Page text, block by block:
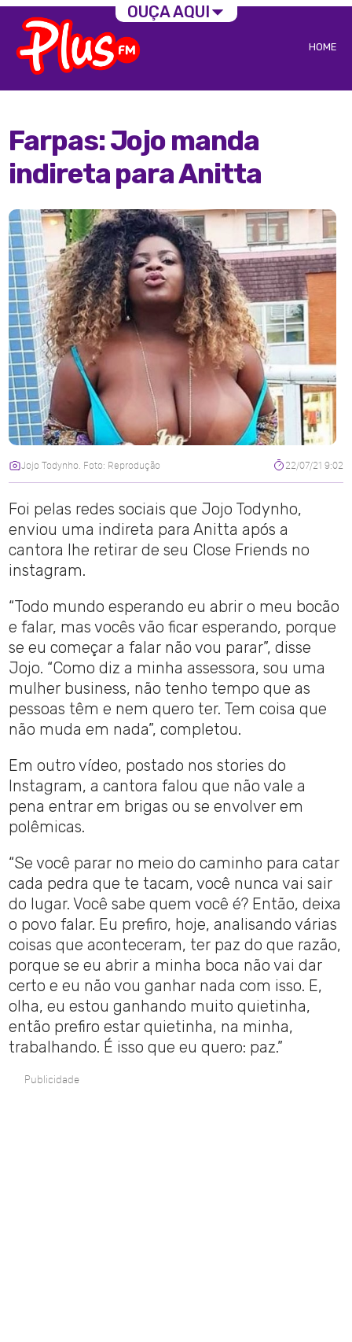
HOME
Farpas: Jojo manda
indireta para Anitta
Jojo Todynho. Foto: Reprodução 22/07/21 9:02
Foi pelas redes sociais que Jojo Todynho,
enviou uma indireta para Anitta após a
cantora lhe retirar de seu Close Friends no
instagram.
“Todo mundo esperando eu abrir o meu bocão
e falar, mas vocês vão ficar esperando, porque
se eu começar a falar não vou parar”, disse
Jojo. “Como diz a minha assessora, sou uma
mulher business, não tenho tempo que as
pessoas têm e nem quero ter. Tem coisa que
não muda em nada”, completou.
Em outro vídeo, postado nos stories do
Instagram, a cantora falou que não vale a
pena entrar em brigas ou se envolver em
polêmicas.
“Se você parar no meio do caminho para catar
cada pedra que te tacam, você nunca vai sair
do lugar. Você sabe quem você é? Então, deixa
o povo falar. Eu prefiro, hoje, analisando várias
coisas que aconteceram, ter paz do que razão,
porque se eu abrir a minha boca não vai dar
certo e eu não vou ganhar nada com isso. E,
olha, eu estou ganhando muito quietinha,
então prefiro estar quietinha, na minha,
trabalhando. É isso que eu quero: paz.”
Publicidade
OUÇA AQUI